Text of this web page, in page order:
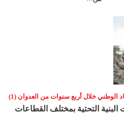
الوطني خلال أربع سنوات من العدوان (1)
التحتية بمختلف القطاعات